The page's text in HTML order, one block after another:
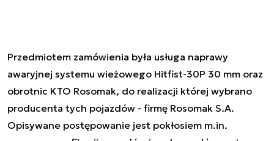
Przedmiotem zamówienia była usługa naprawy
awaryjnej systemu wieżowego Hitfist-30P 30 mm oraz
obrotnic KTO Rosomak, do realizacji której wybrano
producenta tych pojazdów - firmę Rosomak S.A.
Opisywane postępowanie jest pokłosiem m.in.